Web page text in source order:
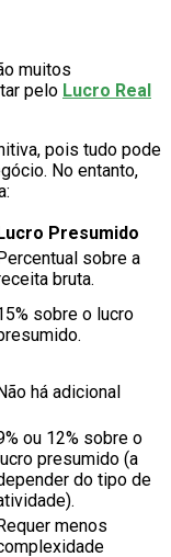
muitos
pelo Lucro Real
pois tudo pode
No entanto,
Lucro Presumido
Percentual sobre a
bruta.
sobre o lucro
Não há adicional
ou 12% sobre o
lucro presumido (a
do tipo de
Requer menos